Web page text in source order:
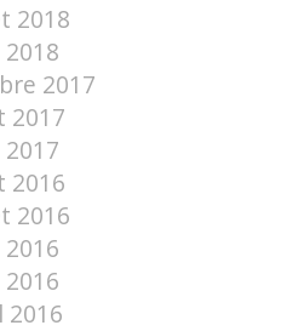
2018
2017
2017
2016
2016
2016